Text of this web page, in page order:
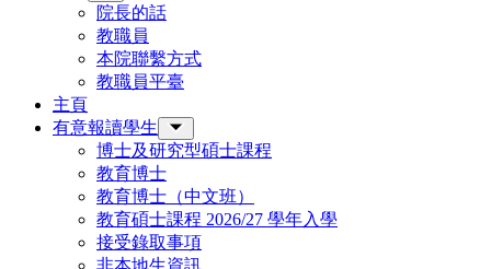
院長的話
教職員
本院聯繫方式
教職員平臺
主頁
有意報讀學生
博士及研究型碩士課程
教育博士
教育博士（中文班）
教育碩士課程 2026/27 學年入學
接受錄取事項
非本地生資訊